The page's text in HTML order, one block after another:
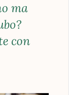
ma
con